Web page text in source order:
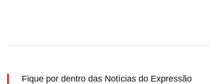
Fique por dentro das Notícias do Expressão